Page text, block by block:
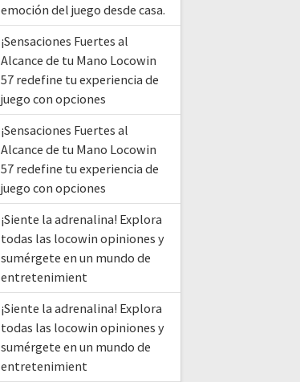
emoción del juego desde casa.
¡Sensaciones Fuertes al
Alcance de tu Mano Locowin
57 redefine tu experiencia de
juego con opciones
¡Sensaciones Fuertes al
Alcance de tu Mano Locowin
57 redefine tu experiencia de
juego con opciones
¡Siente la adrenalina! Explora
todas las locowin opiniones y
sumérgete en un mundo de
entretenimient
¡Siente la adrenalina! Explora
todas las locowin opiniones y
sumérgete en un mundo de
entretenimient